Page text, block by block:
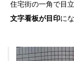
住宅街の一角で目
文字看板が目印に